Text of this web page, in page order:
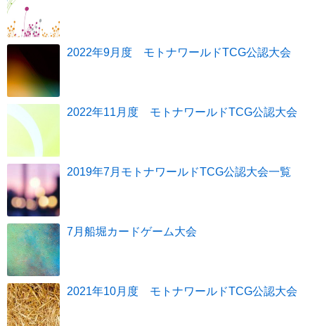
2022年9月度 モトナワールドTCG公認大会
2022年11月度 モトナワールドTCG公認大会
2019年7月モトナワールドTCG公認大会一覧
7月船堀カードゲーム大会
2021年10月度 モトナワールドTCG公認大会